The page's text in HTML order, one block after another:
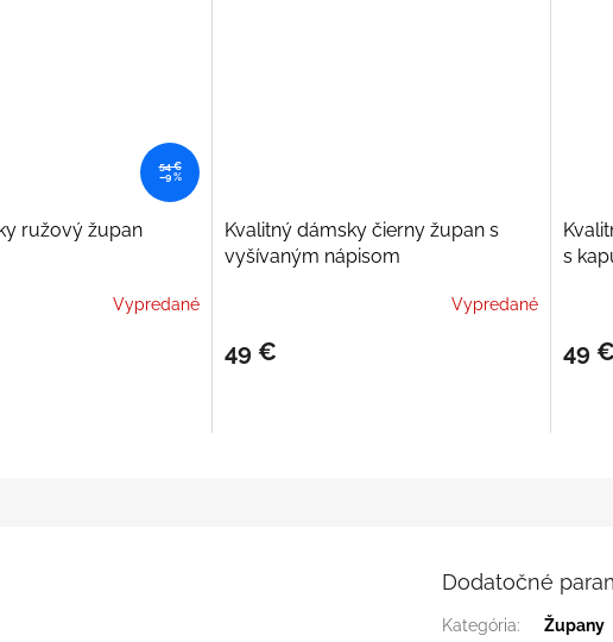
54 €
–9 %
ružový župan
Vypredané
Kvalitný dámsky čierny župan s
vyšívaným nápisom
Vypredané
49 €
s
49 €
Dodatočné
Kategória:
Župany